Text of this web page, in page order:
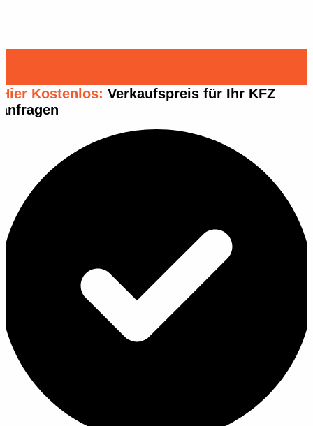
Hier Kostenlos: Verkaufspreis für Ihr KFZ
anfragen